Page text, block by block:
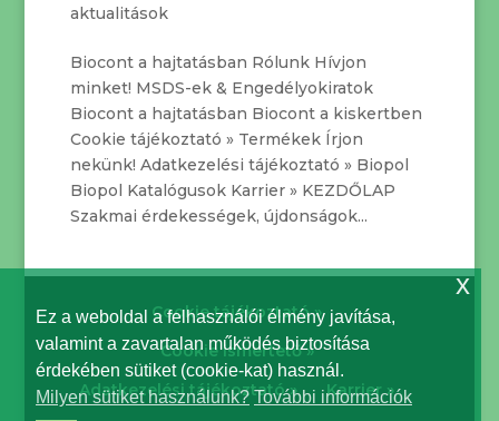
Ez a weboldal a felhasználói élmény javítása,
valamint a zavartalan működés biztosítása
érdekében sütiket (cookie-kat) használ.
Milyen sütiket használunk? További információk
x
aktualitások
Biocont a hajtatásban Rólunk Hívjon
minket! MSDS-ek & Engedélyokiratok
Biocont a hajtatásban Biocont a kiskertben
Cookie tájékoztató » Termékek Írjon
nekünk! Adatkezelési tájékoztató » Biopol
Biopol Katalógusok Karrier » KEZDŐLAP
Szakmai érdekességek, újdonságok...
Cookie tájékoztató »
Cookie ismertető »
Adatkezelési tájékoztató »
Karrier »